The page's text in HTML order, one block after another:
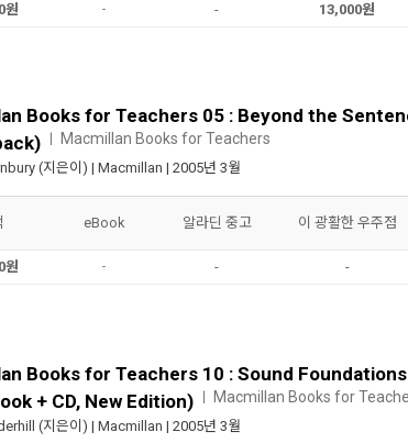
원 - - 13,000원
Books for Teachers 05 : Beyond the
Macmillan Books for Teachers
(지은이) | Macmillan | 2005년 3월
eBook 알라딘 중고 이 광활한 우주점
원 - - -
Books for Teachers 10 : Sound Foundations
+ CD, New Edition) Macmillan Books for
(지은이) | Macmillan | 2005년 3월